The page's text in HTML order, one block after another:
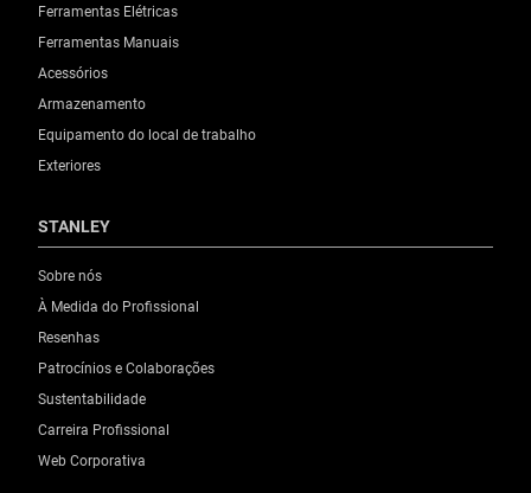
Ferramentas Elétricas
Ferramentas Manuais
Acessórios
Armazenamento
Equipamento do local de trabalho
Exteriores
STANLEY
Sobre nós
À Medida do Profissional
Resenhas
Patrocínios e Colaborações
Sustentabilidade
Carreira Profissional
Web Corporativa